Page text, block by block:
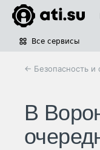
Все сервисы
← Безопасность и
В